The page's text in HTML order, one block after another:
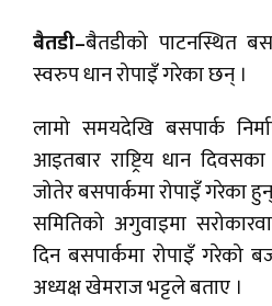
बैतडी–बैतडीको पाटनस्थित
स्वरुप धान रोपाइँ गरेका छन् ।
लामो समयदेखि बसपार्क
आइतबार राष्ट्रिय धान
जोतेर बसपार्कमा रोपाइँ गरेका
समितिको अगुवाइमा
दिन बसपार्कमा रोपाइँ गरेको
अध्यक्ष खेमराज भट्टले बताए ।